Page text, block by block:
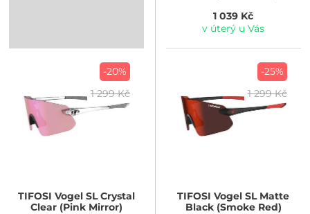
1 039 Kč
v úterý u Vás
-20%
1 299 Kč
TIFOSI Vogel SL Crystal
Clear (Pink Mirror)
-25%
1 299 Kč
TIFOSI Vogel SL Matte
Black (Smoke Red)